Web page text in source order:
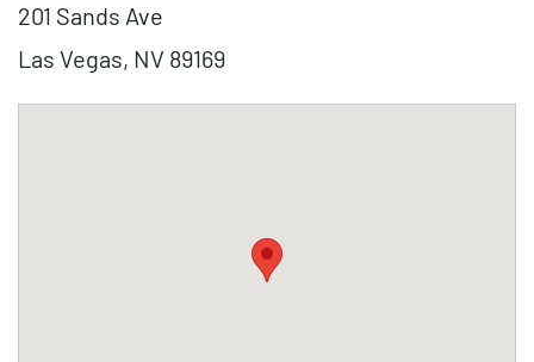
201 Sands Ave
Las Vegas, NV 89169